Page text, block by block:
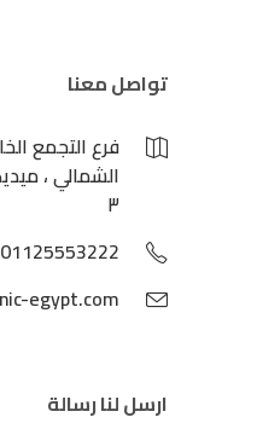
تواصل معنا
فرع التجمع
الشمالي ،
٣
01125553222
egypt.com
ارسل لنا رسالة